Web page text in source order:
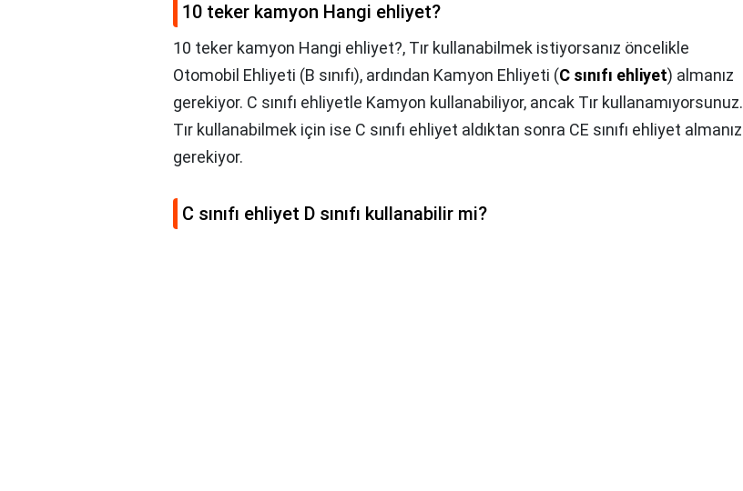
10 teker kamyon Hangi ehliyet?
10 teker kamyon Hangi ehliyet?, Tır kullanabilmek istiyorsanız öncelikle
Otomobil Ehliyeti (B sınıfı), ardından Kamyon Ehliyeti (C sınıfı ehliyet) almanız
gerekiyor. C sınıfı ehliyetle Kamyon kullanabiliyor, ancak Tır kullanamıyorsunuz.
Tır kullanabilmek için ise C sınıfı ehliyet aldıktan sonra CE sınıfı ehliyet almanız
gerekiyor.
C sınıfı ehliyet D sınıfı kullanabilir mi?